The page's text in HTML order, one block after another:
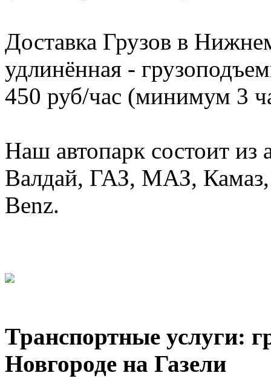
Доставка Грузов в
удлинённая -
450 руб/час (минимум 3
Наш автопарк состоит из
Валдай, ГАЗ, МАЗ, Камаз,
Benz.
Транспортные услуги:
Новгороде на Газели